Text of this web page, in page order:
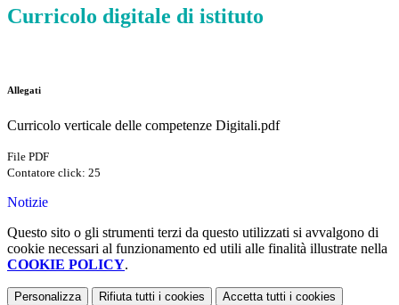
Curricolo digitale di istituto
Allegati
Curricolo verticale delle competenze Digitali.pdf
File PDF
Contatore click: 25
Notizie
Questo sito o gli strumenti terzi da questo utilizzati si avvalgono di
cookie necessari al funzionamento ed utili alle finalità illustrate nella
COOKIE POLICY.
Personalizza Rifiuta tutti i cookies Accetta tutti i cookies